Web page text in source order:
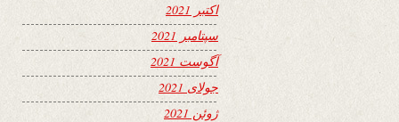
اکتبر 2021
سپتامبر 2021
آگوست 2021
جولای 2021
ژوئن 2021